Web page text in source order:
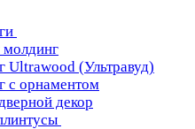
молдинг
Ultrawood (Ультравуд)
с орнаментом
декор